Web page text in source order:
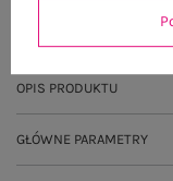
OPIS PRODUKTU
GŁÓWNE PARAMETRY